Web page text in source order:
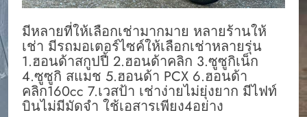
มีหลายที่ให้เลือกเช่ามากมาย หลายร้านให้
เช่า มีรถมอเตอร์ไซค์ให้เลือกเช่าหลายรุ่น
1.ฮอนด้าสกูปปี้ 2.ฮอนด้าคลิก 3.ซูซูกิเน็ก
4.ซูซูกิ สแมช 5.ฮอนด้า PCX 6.ฮอนด้า
คลิก160cc 7.เวสป้า เช่าง่ายไม่ยุ่งยาก มีไฟท์
บินไม่มีมัดจำ ใช้เอสารเพียง4อย่าง